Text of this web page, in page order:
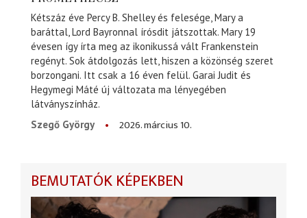
Kétszáz éve Percy B. Shelley és felesége, Mary a
baráttal, Lord Bayronnal írósdit játszottak. Mary 19
évesen így írta meg az ikonikussá vált Frankenstein
regényt. Sok átdolgozás lett, hiszen a közönség szeret
borzongani. Itt csak a 16 éven felül. Garai Judit és
Hegymegi Máté új változata ma lényegében
látványszínház.
Szegő György
2026. március 10.
BEMUTATÓK KÉPEKBEN